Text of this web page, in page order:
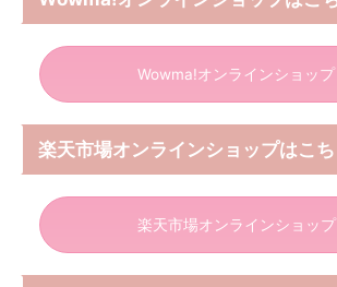
Wowma!オンラインショップ
楽天市場オンラインショップはこ
楽天市場オンラインショップ